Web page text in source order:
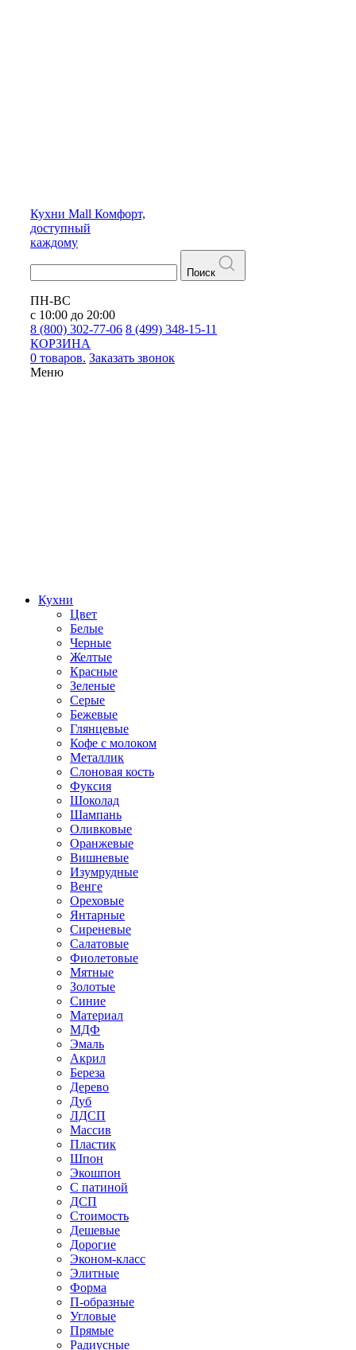
Кухни Mall Комфорт,
доступный
каждому
Поиск
ПН-ВС
с 10:00 до 20:00
8 (800) 302-77-06 8 (499) 348-15-11
КОРЗИНА
0 товаров. Заказать звонок
Меню
Кухни
Цвет
Белые
Черные
Желтые
Красные
Зеленые
Серые
Бежевые
Глянцевые
Кофе с молоком
Металлик
Слоновая кость
Фуксия
Шоколад
Шампань
Оливковые
Оранжевые
Вишневые
Изумрудные
Венге
Ореховые
Янтарные
Сиреневые
Салатовые
Фиолетовые
Мятные
Золотые
Синие
Материал
МДФ
Эмаль
Акрил
Береза
Дерево
Дуб
ЛДСП
Массив
Пластик
Шпон
Экошпон
С патиной
ДСП
Стоимость
Дешевые
Дорогие
Эконом-класс
Элитные
Форма
П-образные
Угловые
Прямые
Радиусные